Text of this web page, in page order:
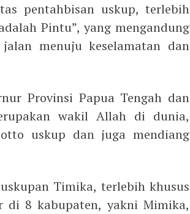
pentahbisan uskup, terlebih
Pintu”, yang mengandung
menuju keselamatan dan
Provinsi Papua Tengah dan
wakil Allah di dunia,
uskup dan juga mendiang
Timika, terlebih khusus
di 8 kabupaten, yakni Mimika,